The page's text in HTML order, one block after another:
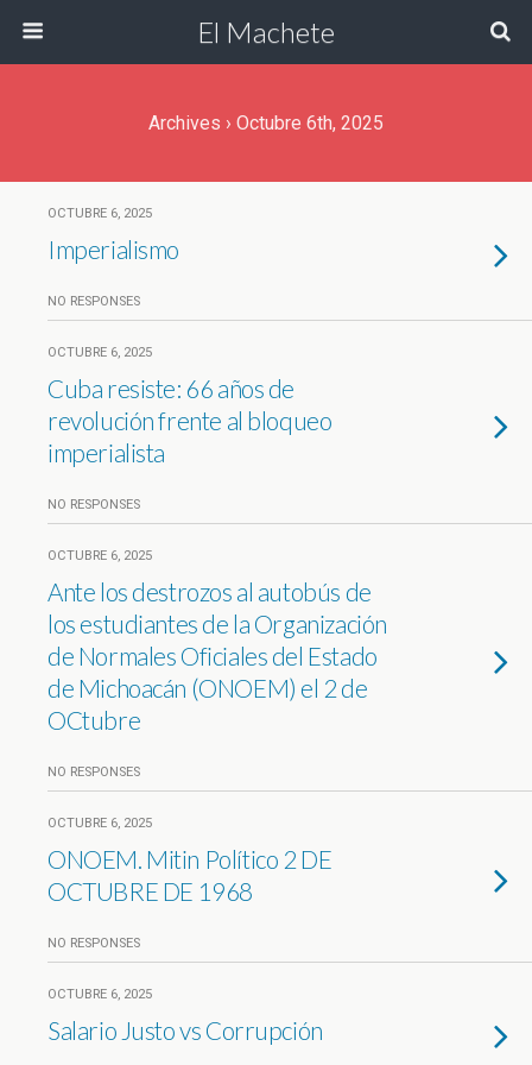
El Machete
Archives › Octubre 6th, 2025
OCTUBRE 6, 2025
Imperialismo
NO RESPONSES
OCTUBRE 6, 2025
Cuba resiste: 66 años de
revolución frente al bloqueo
imperialista
NO RESPONSES
OCTUBRE 6, 2025
Ante los destrozos al autobús de
los estudiantes de la Organización
de Normales Oficiales del Estado
de Michoacán (ONOEM) el 2 de
OCtubre
NO RESPONSES
OCTUBRE 6, 2025
ONOEM. Mitin Político 2 DE
OCTUBRE DE 1968
NO RESPONSES
OCTUBRE 6, 2025
Salario Justo vs Corrupción